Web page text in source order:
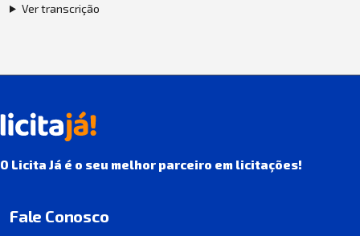
Ver transcrição
O Licita Já é o seu melhor parceiro em licitações!
Fale Conosco